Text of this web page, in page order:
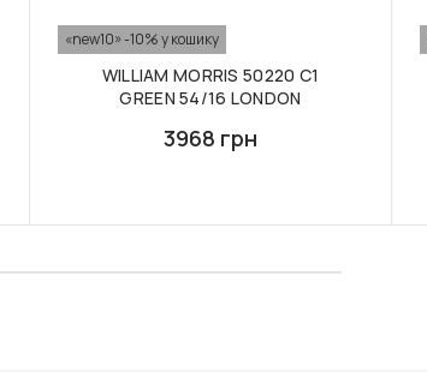
«new10» -10% у кошику
WILLIAM MORRIS 50220 C1
GREEN 54/16 LONDON
3968 грн